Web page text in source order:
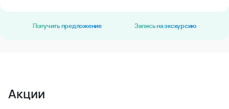
Получить предложение Запись на экскурсию
Акции